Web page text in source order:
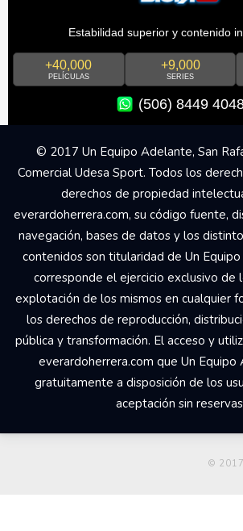
Estabilidad superior y contenido
+40,000
PELÍCULAS
+9,000
SERIES
(506) 8449
© 2017 Un Equipo Adelante, San
Comercial Udesa Sport. Todos los
derechos de propiedad
everardoherrera.com, su código fuente,
navegación, bases de datos y los
contenidos son titularidad de Un
corresponde el ejercicio exclusivo de
explotación de los mismos en cualquier
los derechos de reproducción,
pública y transformación. El acceso y
everardoherrera.com que Un
gratuitamente a disposición de los
aceptación sin
© 2017